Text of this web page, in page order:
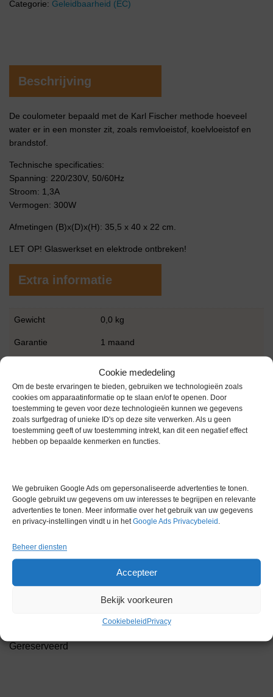
Cookie mededeling
Om de beste ervaringen te bieden, gebruiken we technologieën zoals
cookies om apparaatinformatie op te slaan en/of te openen. Door
toestemming te geven voor deze technologieën kunnen we gegevens
zoals surfgedrag of unieke ID's op deze site verwerken. Als u geen
toestemming geeft of uw toestemming intrekt, kan dit een negatief effect
hebben op bepaalde kenmerken en functies.
We gebruiken Google Ads om gepersonaliseerde advertenties te tonen.
Google gebruikt uw gegevens om uw interesses te begrijpen en relevante
advertenties te tonen. Meer informatie over het gebruik van uw gegevens
en privacy-instellingen vindt u in hetGoogle Ads Privacybeleid .
Beheer diensten
Accepteer
Bekijk voorkeuren
Cookiebeleid Privacy
Categorie: Geleidbaarheid (EC)
Beschrijving
De coulometer bepaald met de Karl Fischer methode hoeveel
water er in een monster zit, zoals remvloeistof, koelvloeistof en
brandstof.
Technische specificaties:
Spanning: 220/230V, 50/60Hz
Stroom: 1,3A
Vermogen: 300W
Afmetingen (B)x(D)x(H): 35,5 x 40 x 22 cm.
LET OP! Glaswerkset en elektrode ontbreken!
Extra informatie
Gewicht 0,0 kg
Garantie 1 maand
Gereserveerd
WTW geleidbaarheidsmeter
EXT 6141
Gereserveerd